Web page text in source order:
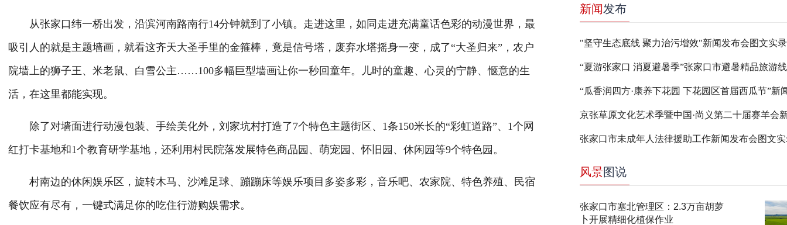
从张家口纬一桥出发，沿滨河南路南行14分钟就到了小镇。走进这里，如同走进充满童话色彩的动漫世界，最
吸引人的就是主题墙画，就看这齐天大圣手里的金箍棒，竟是信号塔，废弃水塔摇身一变，成了“大圣归来”，农户
院墙上的狮子王、米老鼠、白雪公主……100多幅巨型墙画让你一秒回童年。儿时的童趣、心灵的宁静、惬意的生
活，在这里都能实现。
除了对墙面进行动漫包装、手绘美化外，刘家坑村打造了7个特色主题街区、1条150米长的“彩虹道路”、1个网
红打卡基地和1个教育研学基地，还利用村民院落发展特色商品园、萌宠园、怀旧园、休闲园等9个特色园。
村南边的休闲娱乐区，旋转木马、沙滩足球、蹦蹦床等娱乐项目多姿多彩，音乐吧、农家院、特色养殖、民宿
餐饮应有尽有，一键式满足你的吃住行游购娱需求。
新闻发布
"坚守生态底线 聚力治污增效"新闻发布会图文实录
张家口市未成年人法律援助工作新闻发布会图文
风景图说
张家口市塞北管理区：2.3万亩胡萝
卜开展精细化植保作业